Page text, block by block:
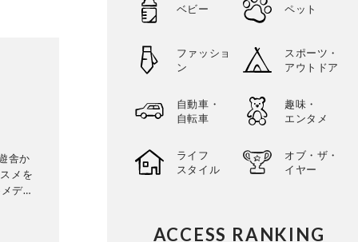
舎か
メを
ディ
ベビー ペット
ファッショ
ン
スポーツ・
アウトドア
自動車・
自転車
趣味・
エンタメ
ライフ
スタイル
オブ・ザ・
イヤー
ACCESS RANKING